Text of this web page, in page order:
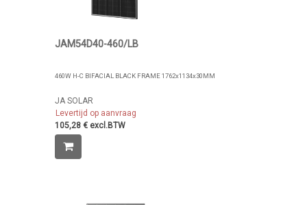
JAM54D40-460/LB
460W H-C BIFACIAL BLACK FRAME 1762x1134x30MM
JA SOLAR
Levertijd op aanvraag
105,28 € excl.BTW